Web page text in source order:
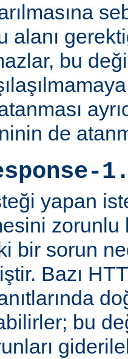
alanı
bu
de
yapan
zorunlu
bir sorun
Bazı
bu